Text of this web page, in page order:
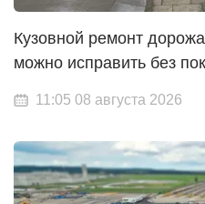
Кузовной ремонт
можно исправить без
11:05 08 августа 2026